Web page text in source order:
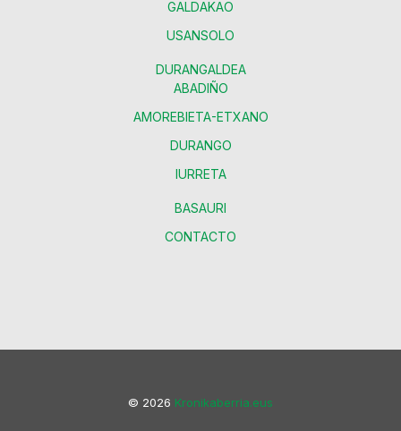
GALDAKAO
USANSOLO
DURANGALDEA
ABADIÑO
AMOREBIETA-ETXANO
DURANGO
IURRETA
BASAURI
CONTACTO
© 2026 Kronikaberria.eus